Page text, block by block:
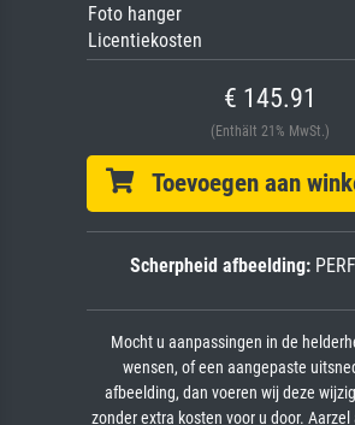
Foto hanger
Licentiekosten
€ 145.91
(Enthält 21% MwSt.)
Toevoegen aan
Scherpheid afbeelding:
Mocht u aanpassingen in de
wensen, of een aangepaste
afbeelding, dan voeren wij deze
zonder extra kosten voor u door.